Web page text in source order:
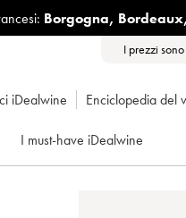
Borgogna, Bordeaux,
I prezzi
iDealwine Enciclopedia del
I must-have iDealwine